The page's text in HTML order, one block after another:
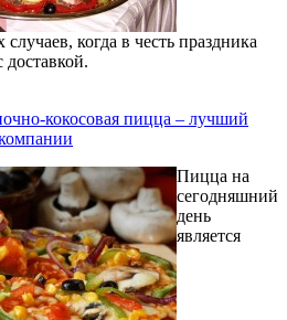
когда в честь праздника
доставкой.
кокосовая пицца – лучший
Пицца на
сегодняшний
день
является